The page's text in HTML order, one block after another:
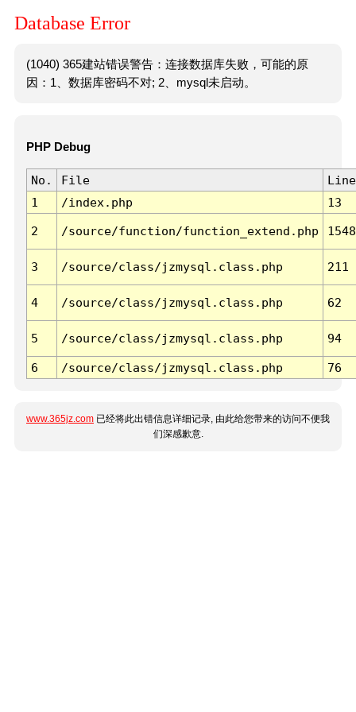
Database Error
(1040) 365建站错误警告：连接数据库失败，可能的原
因：1、数据库密码不对; 2、mysql未启动。
PHP Debug
No. File
Line
1
/index.php 13
2 /source/function/function_extend.php 1548
3 /source/class/jzmysql.class.php 211
4 /source/class/jzmysql.class.php 62
5 /source/class/jzmysql.class.php 94
6 /source/class/jzmysql.class.php 76
www.365jz.com 已经将此出错信息详细记录, 由此给您带来的访问不便我
们深感歉意.